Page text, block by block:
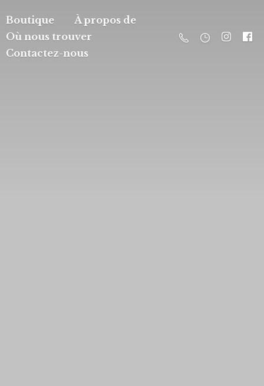
Boutique
À propos de
Où nous trouver
Contactez-nous